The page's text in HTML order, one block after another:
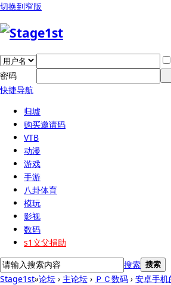
切换到窄版
密码
快捷导航
归墟
购买邀请码
VTB
动漫
游戏
手游
八卦体育
模玩
影视
数码
s1义父捐助
搜索 搜索
Stage1st»论坛 › 主论坛 › ＰＣ数码 › 安卓手